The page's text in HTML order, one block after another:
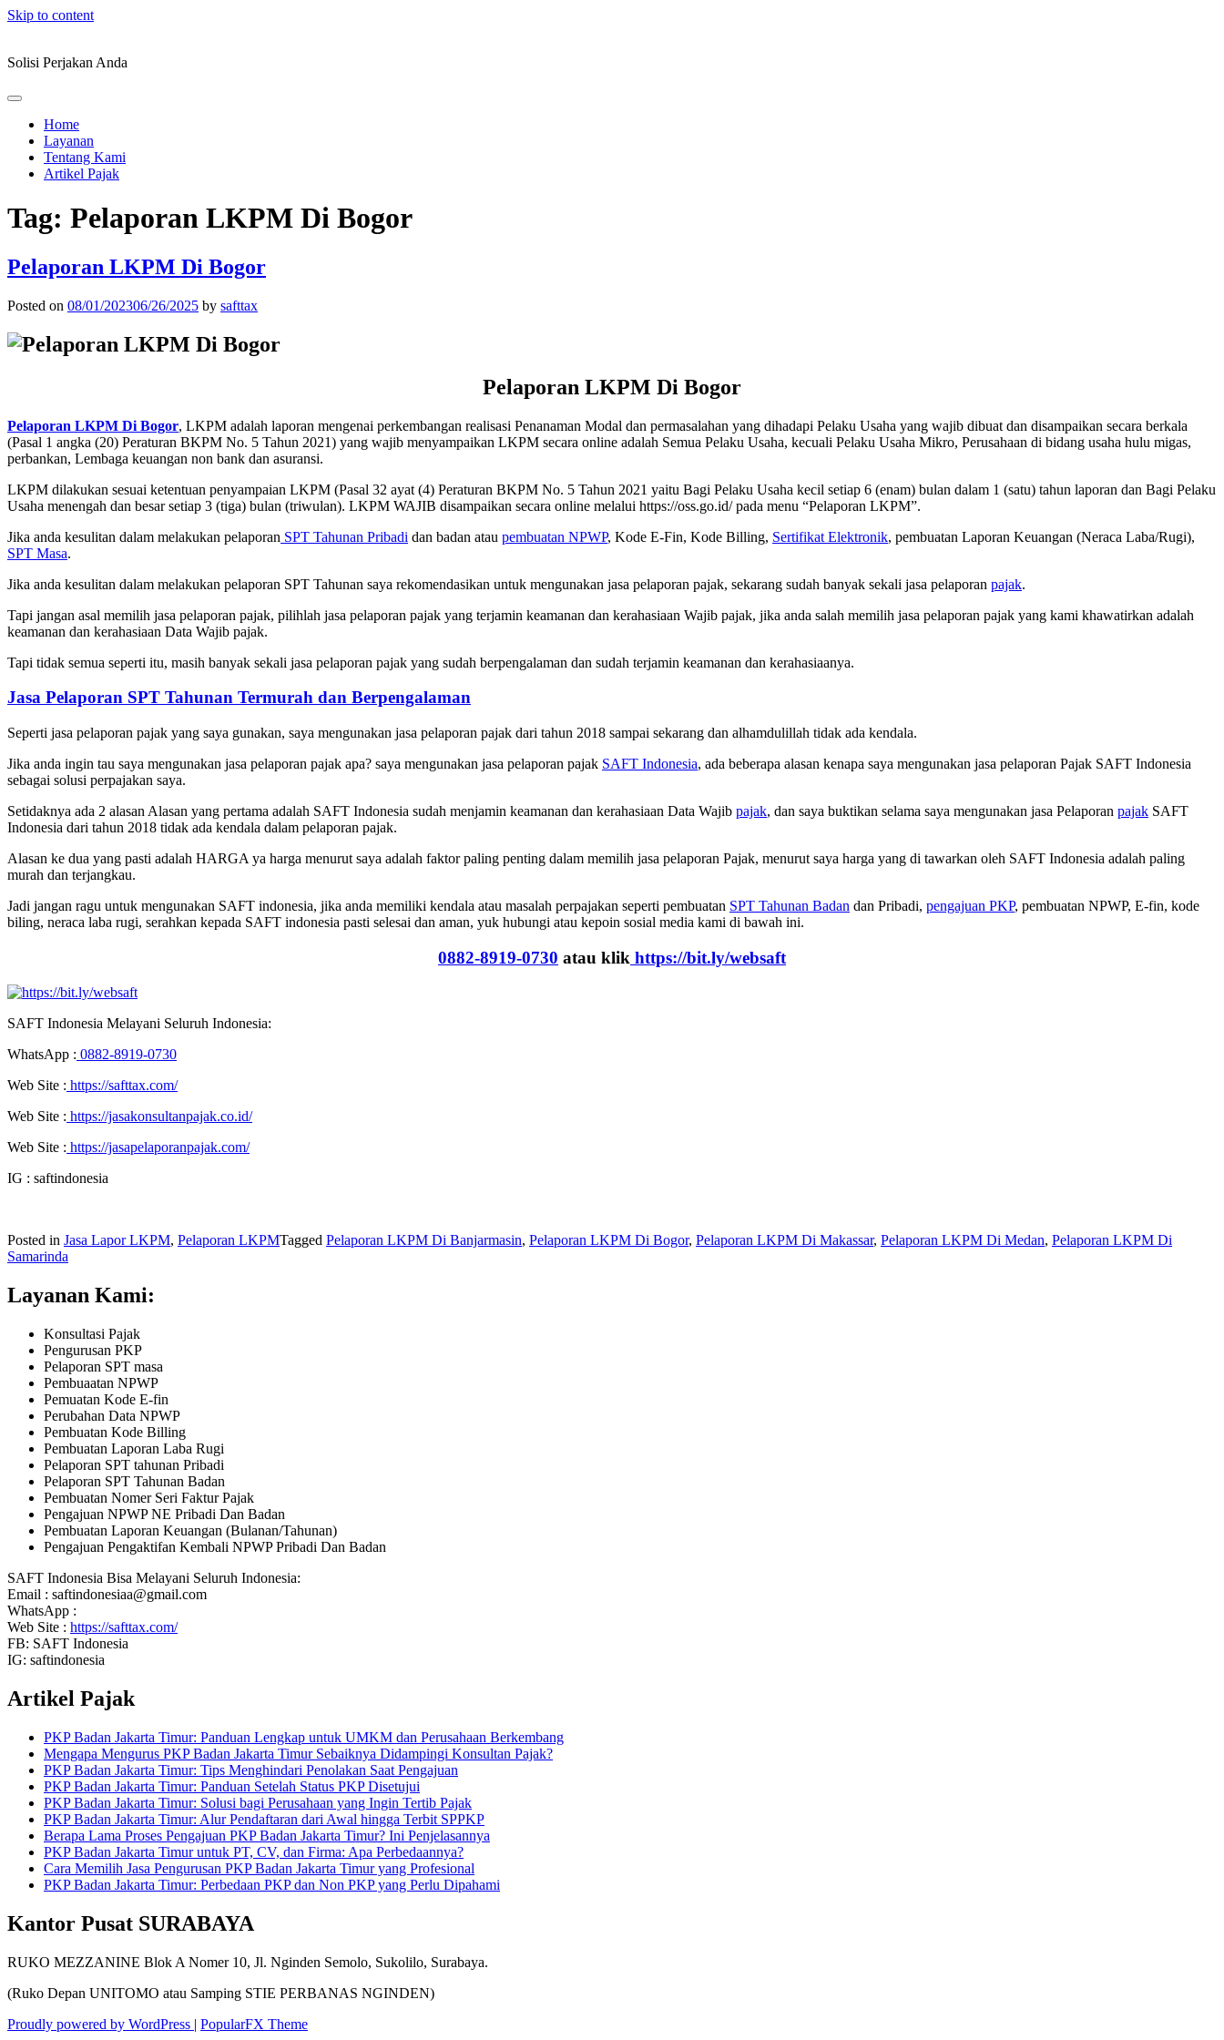
Skip to content
Solisi Perjakan Anda
Home
Layanan
Tentang Kami
Artikel Pajak
Tag: Pelaporan LKPM Di Bogor
Pelaporan LKPM Di Bogor
Posted on 08/01/202306/26/2025 by safttax
Pelaporan LKPM Di Bogor
Pelaporan LKPM Di Bogor, LKPM adalah laporan mengenai perkembangan realisasi Penanaman Modal dan permasalahan yang dihadapi Pelaku Usaha yang wajib dibuat dan disampaikan secara berkala
(Pasal 1 angka (20) Peraturan BKPM No. 5 Tahun 2021) yang wajib menyampaikan LKPM secara online adalah Semua Pelaku Usaha, kecuali Pelaku Usaha Mikro, Perusahaan di bidang usaha hulu migas,
perbankan, Lembaga keuangan non bank dan asuransi.
LKPM dilakukan sesuai ketentuan penyampaian LKPM (Pasal 32 ayat (4) Peraturan BKPM No. 5 Tahun 2021 yaitu Bagi Pelaku Usaha kecil setiap 6 (enam) bulan dalam 1 (satu) tahun laporan dan Bagi Pelaku
Usaha menengah dan besar setiap 3 (tiga) bulan (triwulan). LKPM WAJIB disampaikan secara online melalui https://oss.go.id/ pada menu “Pelaporan LKPM”.
Jika anda kesulitan dalam melakukan pelaporan SPT Tahunan Pribadi dan badan atau pembuatan NPWP, Kode E-Fin, Kode Billing, Sertifikat Elektronik, pembuatan Laporan Keuangan (Neraca Laba/Rugi),
SPT Masa.
Jika anda kesulitan dalam melakukan pelaporan SPT Tahunan saya rekomendasikan untuk mengunakan jasa pelaporan pajak, sekarang sudah banyak sekali jasa pelaporan pajak.
Tapi jangan asal memilih jasa pelaporan pajak, pilihlah jasa pelaporan pajak yang terjamin keamanan dan kerahasiaan Wajib pajak, jika anda salah memilih jasa pelaporan pajak yang kami khawatirkan adalah
keamanan dan kerahasiaan Data Wajib pajak.
Tapi tidak semua seperti itu, masih banyak sekali jasa pelaporan pajak yang sudah berpengalaman dan sudah terjamin keamanan dan kerahasiaanya.
Jasa Pelaporan SPT Tahunan Termurah dan Berpengalaman
Seperti jasa pelaporan pajak yang saya gunakan, saya mengunakan jasa pelaporan pajak dari tahun 2018 sampai sekarang dan alhamdulillah tidak ada kendala.
Jika anda ingin tau saya mengunakan jasa pelaporan pajak apa? saya mengunakan jasa pelaporan pajak SAFT Indonesia, ada beberapa alasan kenapa saya mengunakan jasa pelaporan Pajak SAFT Indonesia
sebagai solusi perpajakan saya.
Setidaknya ada 2 alasan Alasan yang pertama adalah SAFT Indonesia sudah menjamin keamanan dan kerahasiaan Data Wajib pajak, dan saya buktikan selama saya mengunakan jasa Pelaporan pajak SAFT
Indonesia dari tahun 2018 tidak ada kendala dalam pelaporan pajak.
Alasan ke dua yang pasti adalah HARGA ya harga menurut saya adalah faktor paling penting dalam memilih jasa pelaporan Pajak, menurut saya harga yang di tawarkan oleh SAFT Indonesia adalah paling
murah dan terjangkau.
Jadi jangan ragu untuk mengunakan SAFT indonesia, jika anda memiliki kendala atau masalah perpajakan seperti pembuatan SPT Tahunan Badan dan Pribadi, pengajuan PKP, pembuatan NPWP, E-fin, kode
biling, neraca laba rugi, serahkan kepada SAFT indonesia pasti selesai dan aman, yuk hubungi atau kepoin sosial media kami di bawah ini.
0882-8919-0730 atau klik https://bit.ly/websaft
SAFT Indonesia Melayani Seluruh Indonesia:
WhatsApp : 0882-8919-0730
Web Site : https://safttax.com/
Web Site : https://jasakonsultanpajak.co.id/
Web Site : https://jasapelaporanpajak.com/
IG : saftindonesia
Posted in Jasa Lapor LKPM, Pelaporan LKPMTagged Pelaporan LKPM Di Banjarmasin, Pelaporan LKPM Di Bogor, Pelaporan LKPM Di Makassar, Pelaporan LKPM Di Medan, Pelaporan LKPM Di
Samarinda
Layanan Kami:
Konsultasi Pajak
Pengurusan PKP
Pelaporan SPT masa
Pembuaatan NPWP
Pemuatan Kode E-fin
Perubahan Data NPWP
Pembuatan Kode Billing
Pembuatan Laporan Laba Rugi
Pelaporan SPT tahunan Pribadi
Pelaporan SPT Tahunan Badan
Pembuatan Nomer Seri Faktur Pajak
Pengajuan NPWP NE Pribadi Dan Badan
Pembuatan Laporan Keuangan (Bulanan/Tahunan)
Pengajuan Pengaktifan Kembali NPWP Pribadi Dan Badan
SAFT Indonesia Bisa Melayani Seluruh Indonesia:
Email : saftindonesiaa@gmail.com
WhatsApp :
Web Site : https://safttax.com/
FB: SAFT Indonesia
IG: saftindonesia
Artikel Pajak
PKP Badan Jakarta Timur: Panduan Lengkap untuk UMKM dan Perusahaan Berkembang
Mengapa Mengurus PKP Badan Jakarta Timur Sebaiknya Didampingi Konsultan Pajak?
PKP Badan Jakarta Timur: Tips Menghindari Penolakan Saat Pengajuan
PKP Badan Jakarta Timur: Panduan Setelah Status PKP Disetujui
PKP Badan Jakarta Timur: Solusi bagi Perusahaan yang Ingin Tertib Pajak
PKP Badan Jakarta Timur: Alur Pendaftaran dari Awal hingga Terbit SPPKP
Berapa Lama Proses Pengajuan PKP Badan Jakarta Timur? Ini Penjelasannya
PKP Badan Jakarta Timur untuk PT, CV, dan Firma: Apa Perbedaannya?
Cara Memilih Jasa Pengurusan PKP Badan Jakarta Timur yang Profesional
PKP Badan Jakarta Timur: Perbedaan PKP dan Non PKP yang Perlu Dipahami
Kantor Pusat SURABAYA
RUKO MEZZANINE Blok A Nomer 10, Jl. Nginden Semolo, Sukolilo, Surabaya.
(Ruko Depan UNITOMO atau Samping STIE PERBANAS NGINDEN)
Proudly powered by WordPress | PopularFX Theme